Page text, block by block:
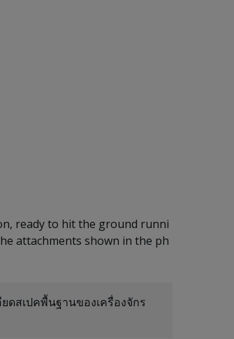
ready to hit the ground runni
attachments shown in the ph
ดสเปคพื้นฐานของเครื่องจักร